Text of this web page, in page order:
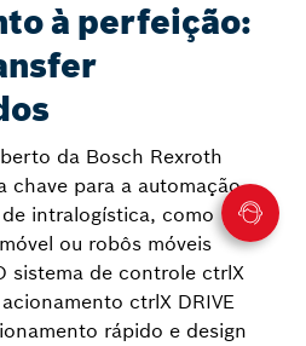
à perfeição:
da Bosch Rexroth
chave para a automação
intralogística, como
ou robôs móveis
sistema de controle ctrlX
ctrlX DRIVE
rápido e design